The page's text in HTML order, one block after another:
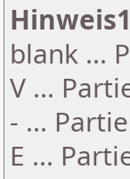
Hinweis1
blank ...
V ...
- ...
E ...